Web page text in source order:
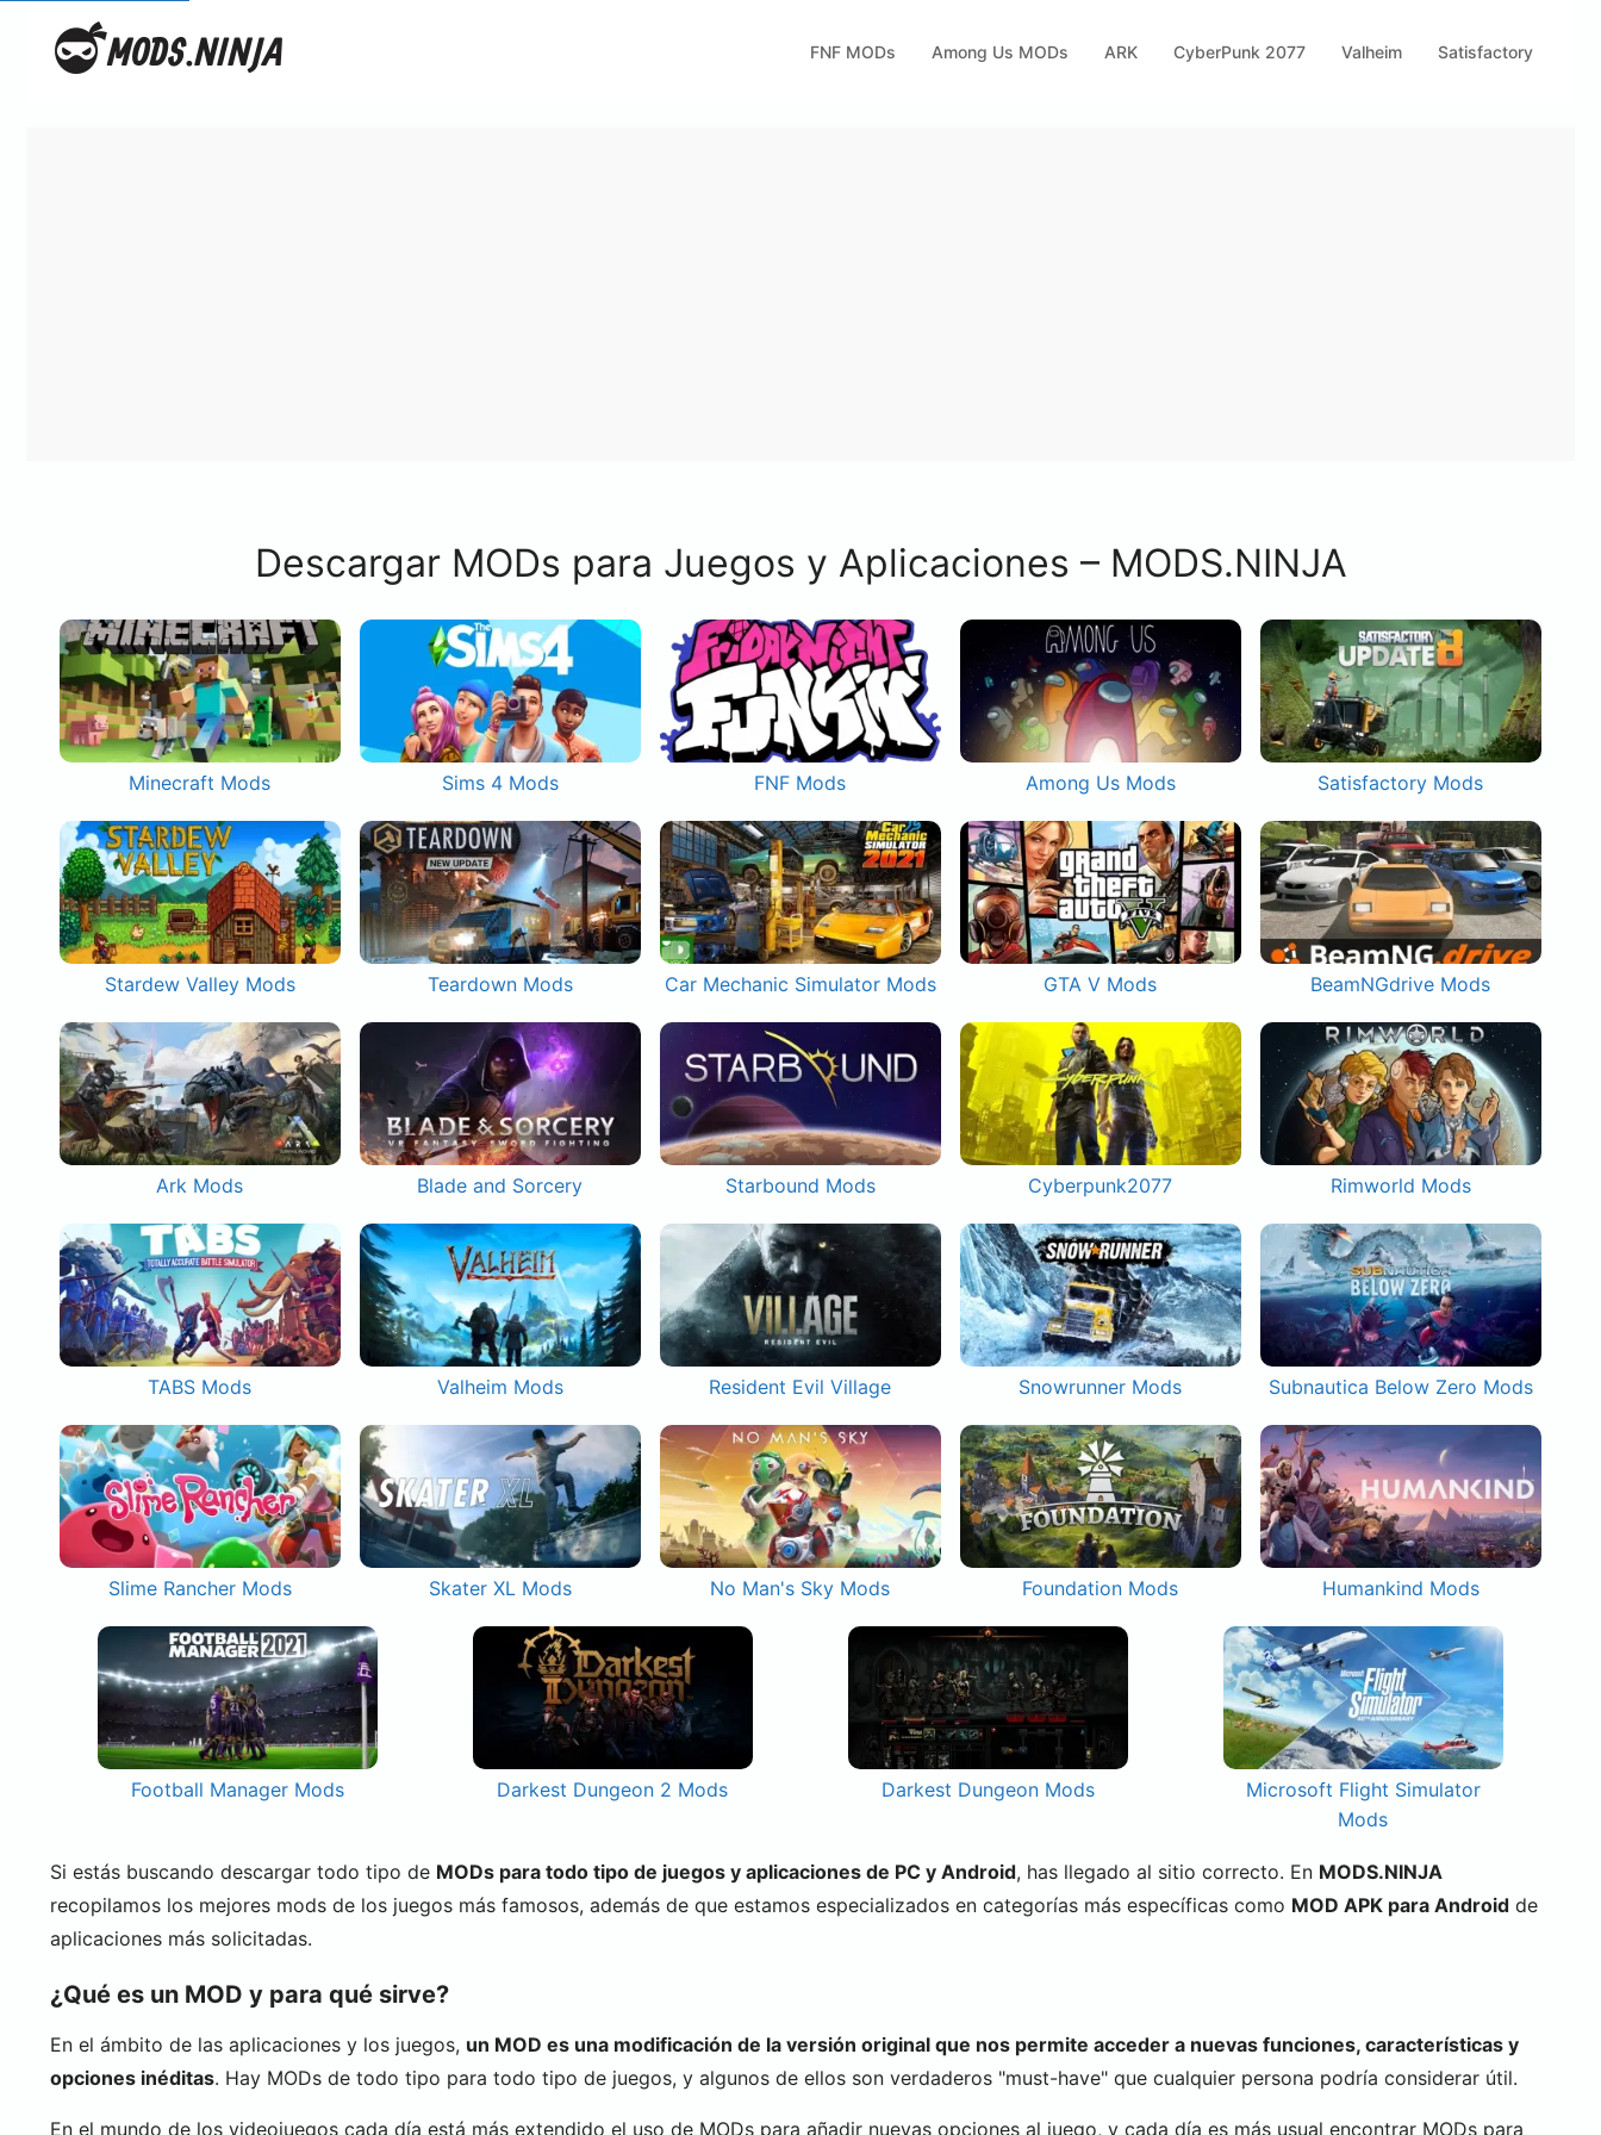
FNF MODs Among Us MODs ARK CyberPunk 2077 Valheim Satisfactory
Descargar MODs para Juegos y Aplicaciones – MODS.NINJA
Minecraft Mods Sims 4 Mods FNF Mods Among Us Mods Satisfactory Mods
Stardew Valley Mods Teardown Mods Car Mechanic Simulator Mods GTA V Mods BeamNGdrive Mods
Ark Mods Blade and Sorcery Starbound Mods Cyberpunk2077 Rimworld Mods
TABS Mods Valheim Mods Resident Evil Village Snowrunner Mods Subnautica Below Zero Mods
Slime Rancher Mods Skater XL Mods No Man's Sky Mods Foundation Mods Humankind Mods
Football Manager Mods Darkest Dungeon 2 Mods Darkest Dungeon Mods
Microsoft Flight Simulator
Mods
Si estás buscando descargar todo tipo de MODs para todo tipo de juegos y aplicaciones de PC y Android, has llegado al sitio correcto. En MODS.NINJA
recopilamos los mejores mods de los juegos más famosos, además de que estamos especializados en categorías más específicas como MOD APK para Android de
aplicaciones más solicitadas.
¿Qué es un MOD y para qué sirve?
En el ámbito de las aplicaciones y los juegos, un MOD es una modificación de la versión original que nos permite acceder a nuevas funciones, características y
opciones inéditas. Hay MODs de todo tipo para todo tipo de juegos, y algunos de ellos son verdaderos "must-have" que cualquier persona podría considerar útil.
En el mundo de los videojuegos cada día está más extendido el uso de MODs para añadir nuevas opciones al juego, y cada día es más usual encontrar MODs para